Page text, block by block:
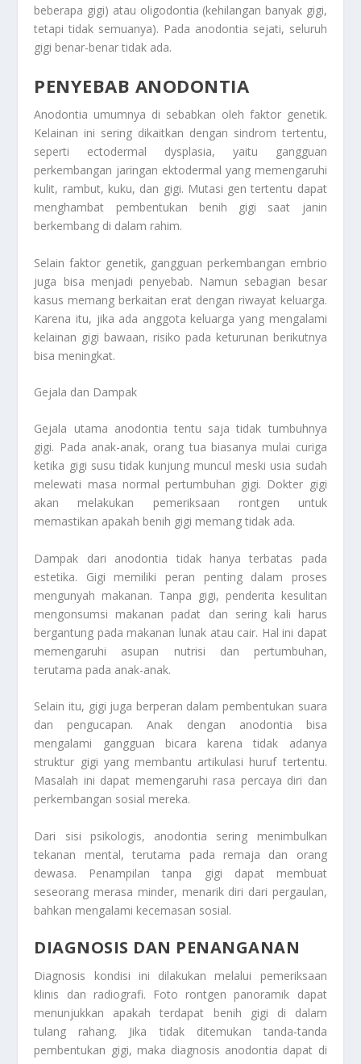
beberapa gigi) atau oligodontia (kehilangan banyak gigi,
tetapi tidak semuanya). Pada anodontia sejati, seluruh
gigi benar-benar tidak ada.
PENYEBAB ANODONTIA
Anodontia umumnya di sebabkan oleh faktor genetik.
Kelainan ini sering dikaitkan dengan sindrom tertentu,
seperti ectodermal dysplasia, yaitu gangguan
perkembangan jaringan ektodermal yang memengaruhi
kulit, rambut, kuku, dan gigi. Mutasi gen tertentu dapat
menghambat pembentukan benih gigi saat janin
berkembang di dalam rahim.
Selain faktor genetik, gangguan perkembangan embrio
juga bisa menjadi penyebab. Namun sebagian besar
kasus memang berkaitan erat dengan riwayat keluarga.
Karena itu, jika ada anggota keluarga yang mengalami
kelainan gigi bawaan, risiko pada keturunan berikutnya
bisa meningkat.
Gejala dan Dampak
Gejala utama anodontia tentu saja tidak tumbuhnya
gigi. Pada anak-anak, orang tua biasanya mulai curiga
ketika gigi susu tidak kunjung muncul meski usia sudah
melewati masa normal pertumbuhan gigi. Dokter gigi
akan melakukan pemeriksaan rontgen untuk
memastikan apakah benih gigi memang tidak ada.
Dampak dari anodontia tidak hanya terbatas pada
estetika. Gigi memiliki peran penting dalam proses
mengunyah makanan. Tanpa gigi, penderita kesulitan
mengonsumsi makanan padat dan sering kali harus
bergantung pada makanan lunak atau cair. Hal ini dapat
memengaruhi asupan nutrisi dan pertumbuhan,
terutama pada anak-anak.
Selain itu, gigi juga berperan dalam pembentukan suara
dan pengucapan. Anak dengan anodontia bisa
mengalami gangguan bicara karena tidak adanya
struktur gigi yang membantu artikulasi huruf tertentu.
Masalah ini dapat memengaruhi rasa percaya diri dan
perkembangan sosial mereka.
Dari sisi psikologis, anodontia sering menimbulkan
tekanan mental, terutama pada remaja dan orang
dewasa. Penampilan tanpa gigi dapat membuat
seseorang merasa minder, menarik diri dari pergaulan,
bahkan mengalami kecemasan sosial.
DIAGNOSIS DAN PENANGANAN
Diagnosis kondisi ini dilakukan melalui pemeriksaan
klinis dan radiografi. Foto rontgen panoramik dapat
menunjukkan apakah terdapat benih gigi di dalam
tulang rahang. Jika tidak ditemukan tanda-tanda
pembentukan gigi, maka diagnosis anodontia dapat di